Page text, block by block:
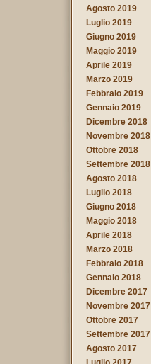
Agosto 2019
Luglio 2019
Giugno 2019
Maggio 2019
Aprile 2019
Marzo 2019
Febbraio 2019
Gennaio 2019
Dicembre 2018
Novembre 2018
Ottobre 2018
Settembre 2018
Agosto 2018
Luglio 2018
Giugno 2018
Maggio 2018
Aprile 2018
Marzo 2018
Febbraio 2018
Gennaio 2018
Dicembre 2017
Novembre 2017
Ottobre 2017
Settembre 2017
Agosto 2017